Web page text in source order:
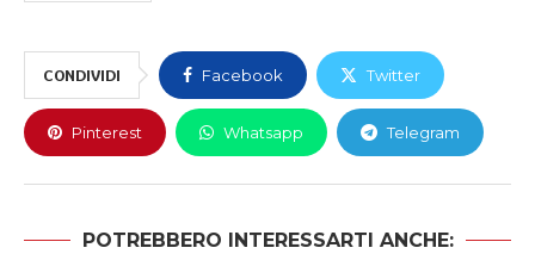
CONDIVIDI Facebook Twitter
Pinterest Whatsapp Telegram
POTREBBERO INTERESSARTI ANCHE: